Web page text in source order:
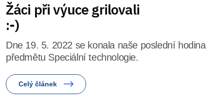
Žáci při výuce grilovali
:-)
Dne 19. 5. 2022 se konala naše poslední hodina
předmětu Speciální technologie.
Celý článek